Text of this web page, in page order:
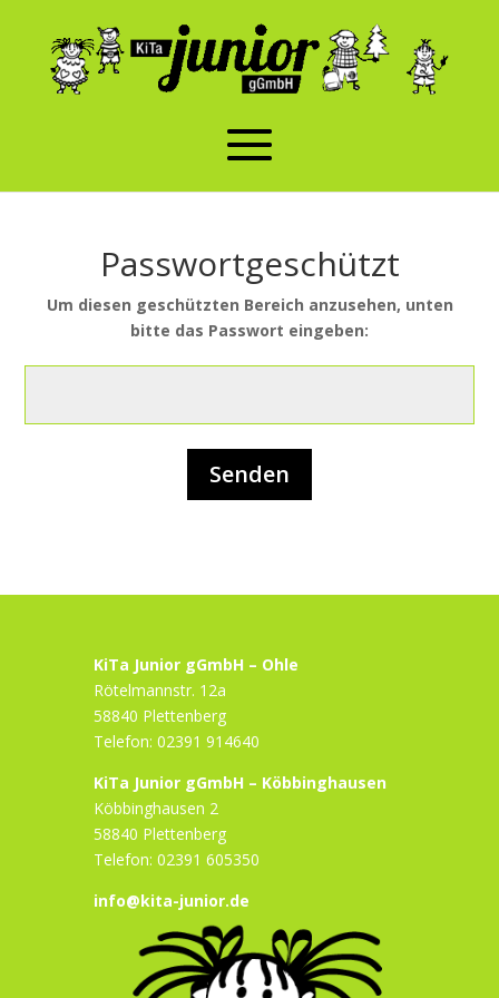
Passwortgeschützt
Um diesen geschützten Bereich anzusehen, unten
bitte das Passwort eingeben:
Senden
KiTa Junior gGmbH – Ohle
Rötelmannstr. 12a
58840 Plettenberg
Telefon: 02391 914640
KiTa Junior gGmbH – Köbbinghausen
Köbbinghausen 2
58840 Plettenberg
Telefon: 02391 605350
info@kita-junior.de